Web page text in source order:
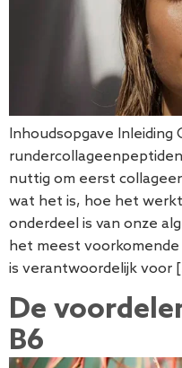
Inhoudsopgave Inleiding
nuttig om eerst
wat het is, hoe het
onderdeel is van onze
het meest
is verantwoordelijk voor
De
B6